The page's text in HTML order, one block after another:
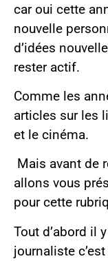
car oui cette
nouvelle
d’idées
rester actif.
Comme les
articles sur les
et le cinéma.
Mais avant de
allons vous
pour cette
Tout d’abord il
journaliste